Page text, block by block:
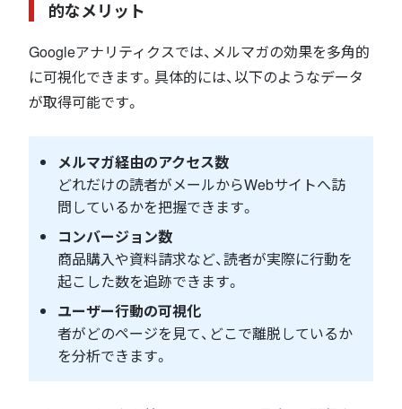
的なメリット
Googleアナリティクスでは、メルマガの効果を多角的
に可視化できます。具体的には、以下のようなデータ
が取得可能です。
メルマガ経由のアクセス数
どれだけの読者がメールからWebサイトへ訪
問しているかを把握できます。
コンバージョン数
商品購入や資料請求など、読者が実際に行動を
起こした数を追跡できます。
ユーザー行動の可視化
者がどのページを見て、どこで離脱しているか
を分析できます。